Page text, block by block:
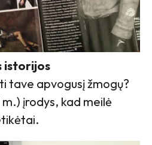
istorijos
tave apvogusį žmogų?
įrodys, kad meilė